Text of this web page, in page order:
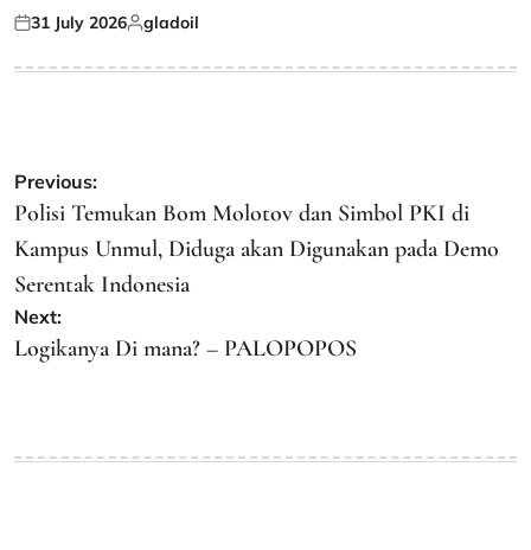
Posted
31 July 2026Posted
gladoil
Post
navigation
Previous:
Polisi Temukan Bom Molotov dan Simbol PKI di
Kampus Unmul, Diduga akan Digunakan pada Demo
Serentak Indonesia
Next:
Logikanya Di mana? – PALOPOPOS